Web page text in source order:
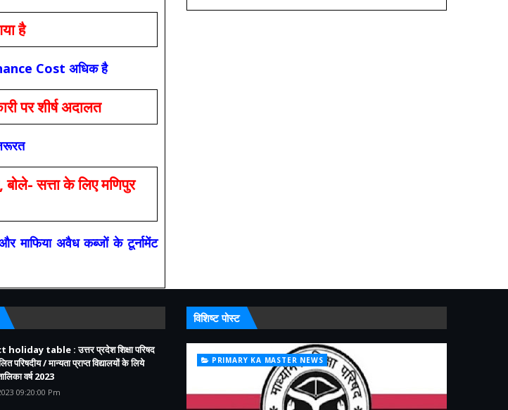
है
Cost अधिक है
पर शीर्ष अदालत
सत्ता के लिए मणिपुर
अवैध कब्जों के टूर्नामेंट
table : उत्तर प्रदेश शिक्षा परिषद
परिषदीय / मान्यता प्राप्त विद्यालयों के लिये
वर्ष 2023
09:20:00 Pm
विशिष्ट पोस्ट
PRIMARY KA MASTER NEWS